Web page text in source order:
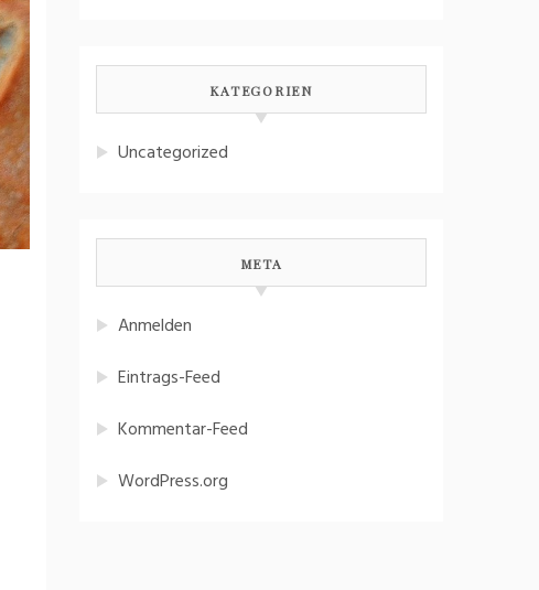
KATEGORIEN
Uncategorized
META
Anmelden
Eintrags-Feed
Kommentar-Feed
WordPress.org